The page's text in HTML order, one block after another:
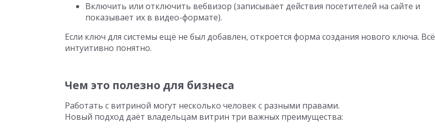
Включить или отключить вебвизор (записывает действия посетителей на сайте и
показывает их в видео-формате).
Если ключ для системы ещё не был добавлен, откроется форма создания нового ключа. Всё
интуитивно понятно.
Чем это полезно для бизнеса
Работать с витриной могут несколько человек с разными правами.
Новый подход даёт владельцам витрин три важных преимущества: